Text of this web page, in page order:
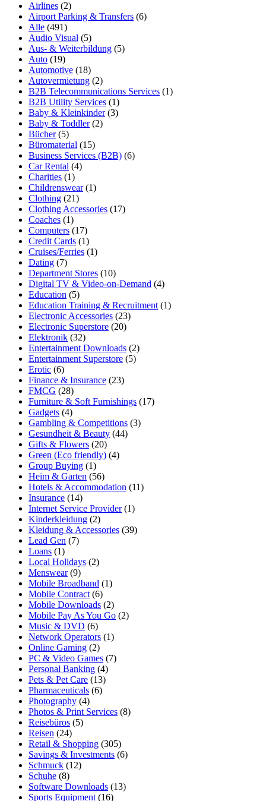
Airlines (2)
Airport Parking & Transfers (6)
Alle (491)
Audio Visual (5)
Aus- & Weiterbildung (5)
Auto (19)
Automotive (18)
Autovermietung (2)
B2B Telecommunications Services (1)
B2B Utility Services (1)
Baby & Kleinkinder(3)
Baby & Toddler(2)
Bücher(5)
Büromaterial (15)
Business Services (B2B) (6)
Car Rental (4)
Charities (1)
Childrenswear(1)
Clothing (21)
Clothing Accessories (17)
Coaches (1)
Computers (17)
Credit Cards (1)
Cruises/Ferries (1)
Dating (7)
Department Stores (10)
Digital TV & Video-on-Demand (4)
Education (5)
Education Training & Recruitment (1)
Electronic Accessories (23)
Electronic Superstore (20)
Elektronik (32)
Entertainment Downloads (2)
Entertainment Superstore (5)
Erotic (6)
Finance & Insurance (23)
FMCG (28)
Furniture & Soft Furnishings (17)
Gadgets (4)
Gambling & Competitions (3)
Gesundheit & Beauty (44)
Gifts & Flowers (20)
Green (Eco friendly) (4)
Group Buying (1)
Heim & Garten (56)
Hotels & Accommodation (11)
Insurance (14)
Internet Service Provider(1)
Kinderkleidung (2)
Kleidung & Accessories (39)
Lead Gen (7)
Loans (1)
Local Holidays (2)
Menswear(9)
Mobile Broadband (1)
Mobile Contract (6)
Mobile Downloads (2)
Mobile Pay As You Go (2)
Music & DVD (6)
Network Operators (1)
Online Gaming (2)
PC & Video Games (7)
Personal Banking (4)
Pets & Pet Care (13)
Pharmaceuticals (6)
Photography (4)
Photos & Print Services (8)
Reisebüros (5)
Reisen (24)
Retail & Shopping (305)
Savings & Investments (6)
Schmuck (12)
Schuhe (8)
Software Downloads (13)
Sports Equipment (16)